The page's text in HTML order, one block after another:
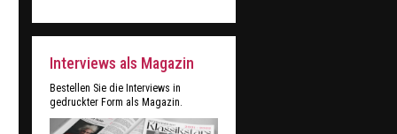
Interviews als Magazin
Bestellen Sie die Interviews in
gedruckter Form als Magazin.